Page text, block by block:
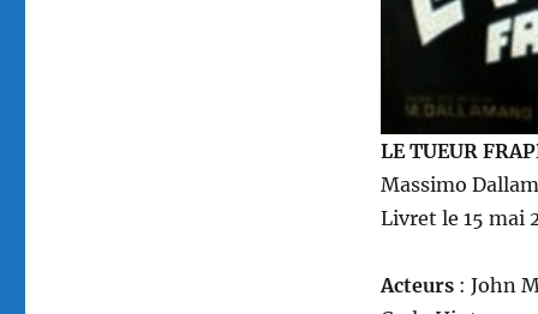
LE TUEUR
Massimo
Livret le 15 mai
Acteurs: John